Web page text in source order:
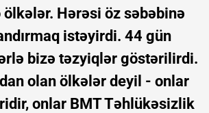
ölkələr. Hərəsi öz səbəbinə
istəyirdi. 44 gün
bizə təzyiqlər göstərilirdi.
olan ölkələr deyil - onlar
onlar BMT Təhlükəsizlik